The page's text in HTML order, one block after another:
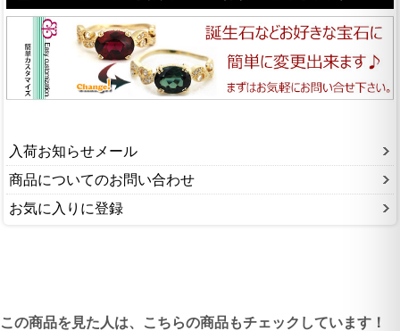
入荷お知らせメール
商品についてのお問い合わせ
お気に入りに登録
この商品を見た人は、こちらの商品もチェックしています！